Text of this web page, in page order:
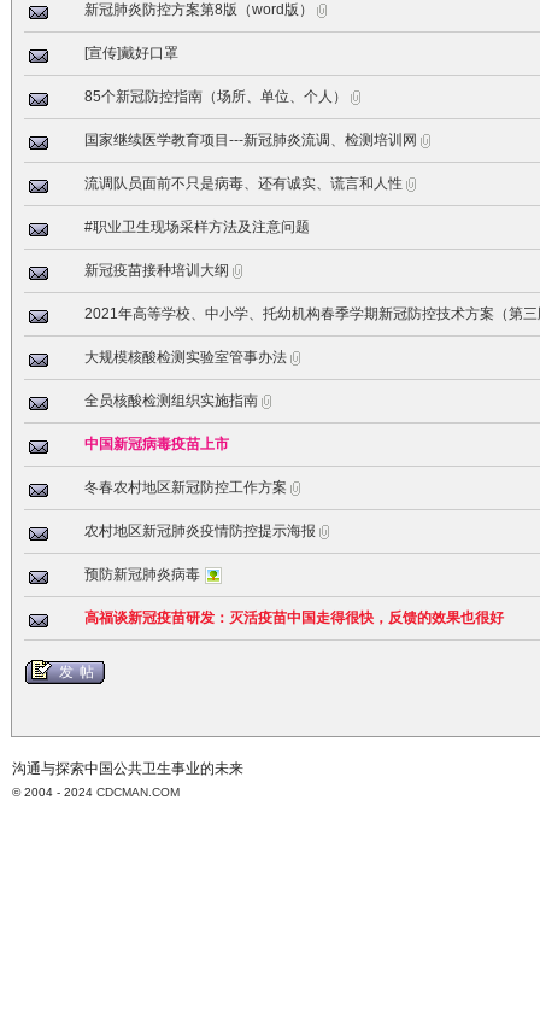
新冠肺炎防控方案第8版（word版）
[宣传]戴好口罩
85个新冠防控指南（场所、单位、个人）
国家继续医学教育项目---新冠肺炎流调、检测培训网
流调队员面前不只是病毒、还有诚实、谎言和人性
#职业卫生现场采样方法及注意问题
新冠疫苗接种培训大纲
2021年高等学校、中小学、托幼机构春季学期新冠防控技术方案（第
大规模核酸检测实验室管事办法
全员核酸检测组织实施指南
中国新冠病毒疫苗上市
冬春农村地区新冠防控工作方案
农村地区新冠肺炎疫情防控提示海报
预防新冠肺炎病毒
高福谈新冠疫苗研发：灭活疫苗中国走得很快，反馈的效果也很好
发帖
沟通与探索中国公共卫生事业的未来
© 2004 - 2024 CDCMAN.COM